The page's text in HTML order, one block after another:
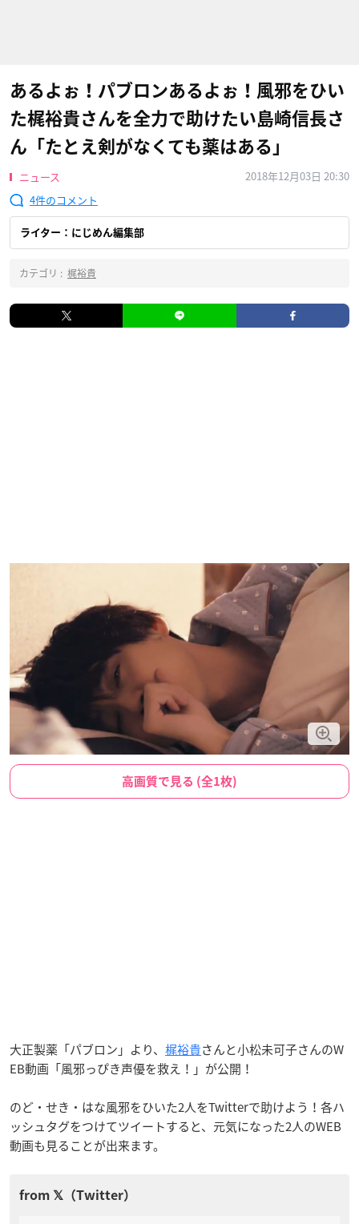
あるよぉ！パブロンあるよぉ！風邪をひい
た梶裕貴さんを全力で助けたい島崎信長さ
ん「たとえ剣がなくても薬はある」
ニュース
2018年12月03日 20:30
4
ライター：にじめん編集部
カテゴリ : 梶裕貴
高画質で見る (全1枚)
大正製薬「パブロン」より、 梶裕貴さんと小松未可子さんのW
EB動画「風邪っぴき声優を救え！」が公開！
のど・せき・はな風邪をひいた2人をTwitterで助けよう！各ハ
ッシュタグをつけてツイートすると、元気になった2人のWEB
動画も見ることが出来ます。